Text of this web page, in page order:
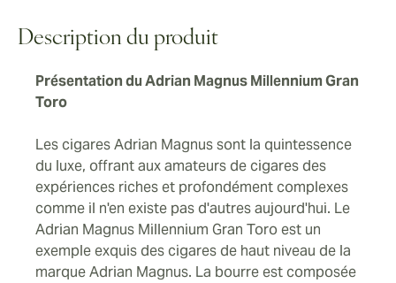
entier que vous avez le goût et l'expérience d'un
connaisseur de cigares de classe mondiale.
Description du produit
Présentation du Adrian Magnus Millennium Gran
Toro
Les cigares Adrian Magnus sont la quintessence
du luxe, offrant aux amateurs de cigares des
expériences riches et profondément complexes
comme il n'en existe pas d'autres aujourd'hui. Le
Adrian Magnus Millennium Gran Toro est un
exemple exquis des cigares de haut niveau de la
marque Adrian Magnus. La bourre est composée